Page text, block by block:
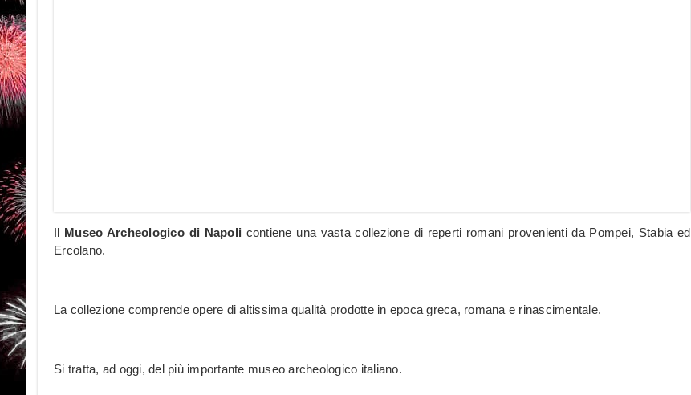
Il Museo Archeologico di Napoli contiene una vasta collezione di reperti romani provenienti da Pompei, Stabia ed
Ercolano.
La collezione comprende opere di altissima qualità prodotte in epoca greca, romana e rinascimentale.
Si tratta, ad oggi, del più importante museo archeologico italiano.